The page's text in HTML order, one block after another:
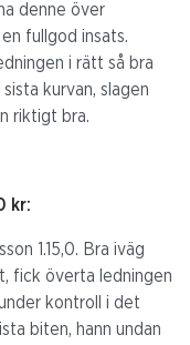
denne över
fullgod insats.
i rätt så bra
kurvan, slagen
riktigt bra.
kr:
1.15,0. Bra iväg
fick överta ledningen
kontroll i det
biten, hann undan